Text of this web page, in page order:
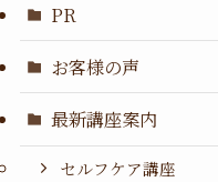
PR
お客様の声
最新講座案内
セルフケア講座